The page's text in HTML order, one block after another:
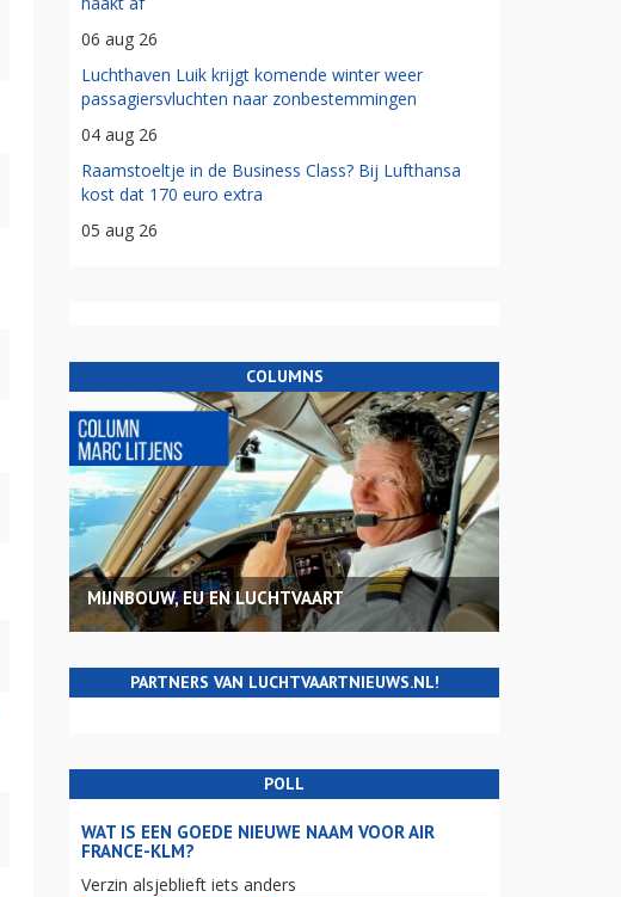
06 aug 26
Luchthaven Luik krijgt komende winter weer
passagiersvluchten naar zonbestemmingen
04 aug 26
Raamstoeltje in de Business Class? Bij Lufthansa
kost dat 170 euro extra
05 aug 26
COLUMNS
MIJNBOUW, EU EN LUCHTVAART
PARTNERS VAN LUCHTVAARTNIEUWS.NL!
POLL
WAT IS EEN GOEDE NIEUWE NAAM VOOR AIR
FRANCE-KLM?
Verzin alsjeblieft iets anders